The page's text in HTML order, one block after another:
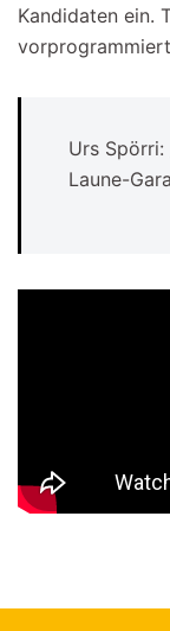
Kandidaten ein.
Urs
Laune-